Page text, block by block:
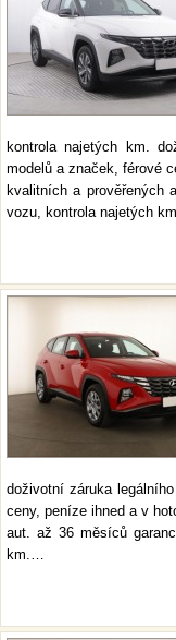
kontrola najetých km.
modelů a značek, férové
kvalitních a prověřených
vozu, kontrola najetých
doživotní záruka
ceny, peníze ihned a v
aut. až 36 měsíců
km.…